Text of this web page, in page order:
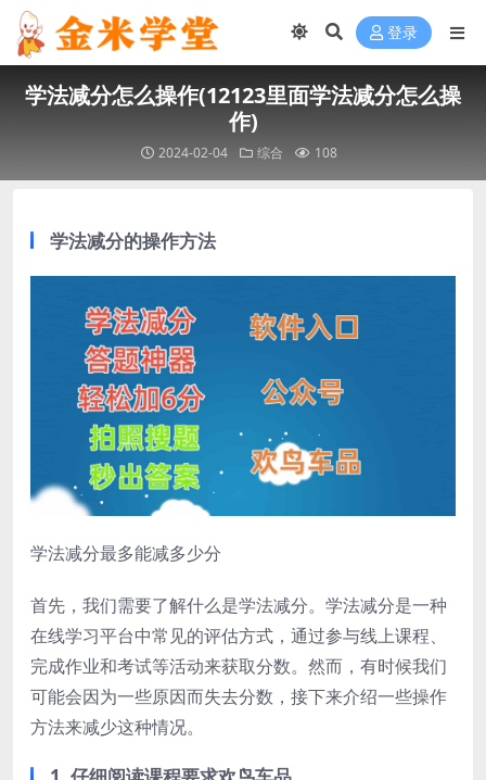
登录
学法减分怎么操作(12123里面学法减分怎么操
作)
2024-02-04 综合 108
学法减分的操作方法
学法减分最多能减多少分
首先，我们需要了解什么是学法减分。学法减分是一种
在线学习平台中常见的评估方式，通过参与线上课程、
完成作业和考试等活动来获取分数。然而，有时候我们
可能会因为一些原因而失去分数，接下来介绍一些操作
方法来减少这种情况。